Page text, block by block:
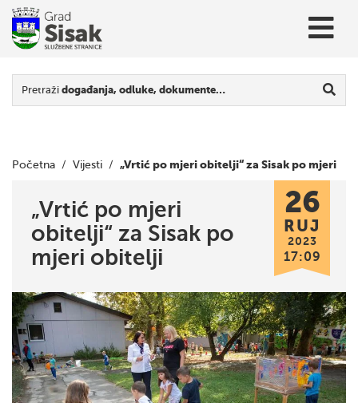
Pretraži događanja, odluke, dokumente…
Početna / Vijesti / „Vrtić po mjeri obitelji“ za Sisak po mjeri
„Vrtić po mjeri
obitelji“ za Sisak po
mjeri obitelji
26
RUJ
2023
17:09